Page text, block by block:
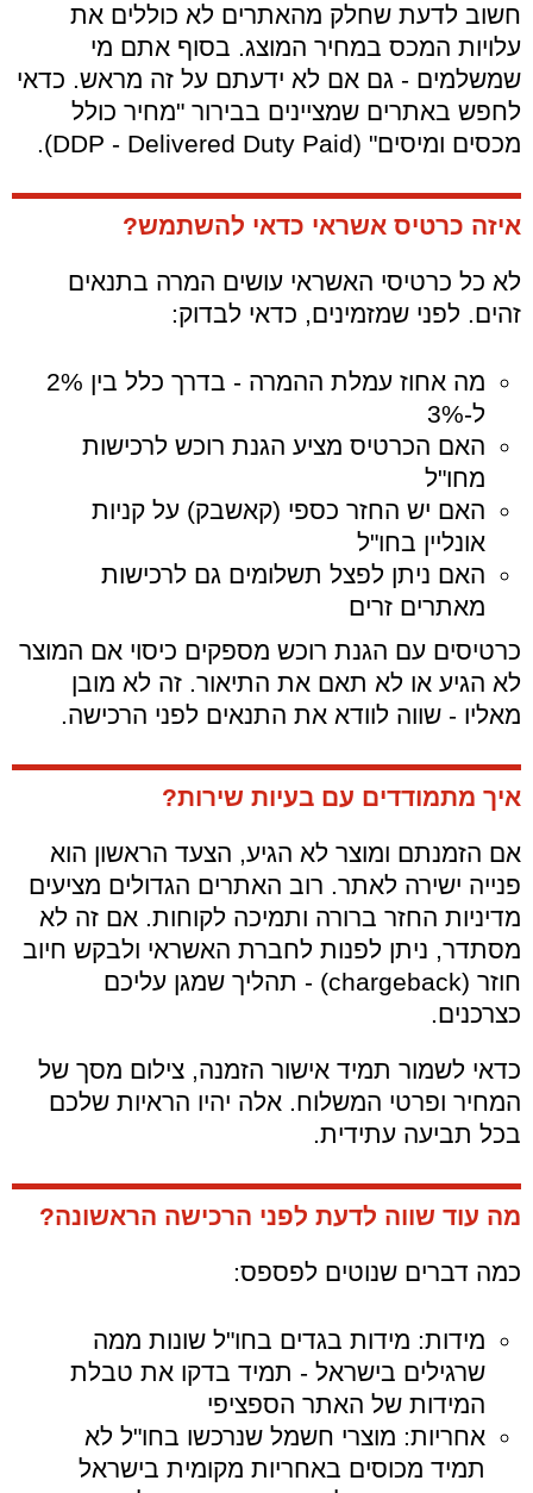
חשוב לדעת שחלק מהאתרים לא כוללים את
עלויות המכס במחיר המוצג. בסוף אתם מי
שמשלמים - גם אם לא ידעתם על זה מראש. כדאי
לחפש באתרים שמציינים בבירור "מחיר כולל
מכסים ומיסים" (DDP - Delivered Duty Paid).
איזה כרטיס אשראי כדאי להשתמש?
לא כל כרטיסי האשראי עושים המרה בתנאים
זהים. לפני שמזמינים, כדאי לבדוק:
מה אחוז עמלת ההמרה - בדרך כלל בין 2%
ל-3%
האם הכרטיס מציע הגנת רוכש לרכישות
מחו"ל
האם יש החזר כספי (קאשבק) על קניות
אונליין בחו"ל
האם ניתן לפצל תשלומים גם לרכישות
מאתרים זרים
כרטיסים עם הגנת רוכש מספקים כיסוי אם המוצר
לא הגיע או לא תאם את התיאור. זה לא מובן
מאליו - שווה לוודא את התנאים לפני הרכישה.
איך מתמודדים עם בעיות שירות?
אם הזמנתם ומוצר לא הגיע, הצעד הראשון הוא
פנייה ישירה לאתר. רוב האתרים הגדולים מציעים
מדיניות החזר ברורה ותמיכה לקוחות. אם זה לא
מסתדר, ניתן לפנות לחברת האשראי ולבקש חיוב
חוזר (chargeback) - תהליך שמגן עליכם
כצרכנים.
כדאי לשמור תמיד אישור הזמנה, צילום מסך של
המחיר ופרטי המשלוח. אלה יהיו הראיות שלכם
בכל תביעה עתידית.
מה עוד שווה לדעת לפני הרכישה הראשונה?
כמה דברים שנוטים לפספס:
מידות: מידות בגדים בחו"ל שונות ממה
שרגילים בישראל - תמיד בדקו את טבלת
המידות של האתר הספציפי
אחריות: מוצרי חשמל שנרכשו בחו"ל לא
תמיד מכוסים באחריות מקומית בישראל